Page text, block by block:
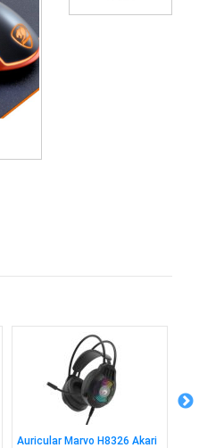
Auricular Marvo H8326 Akari